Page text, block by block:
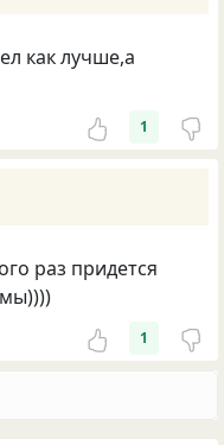
как лучше,а
1
раз придется
1